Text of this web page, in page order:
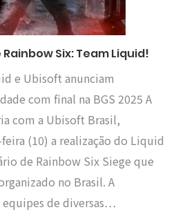
Six: Team Liquid!
e Ubisoft anunciam
com final na BGS 2025 A
com a Ubisoft Brasil,
(10) a realização do Liquid
de Rainbow Six Siege que
no Brasil. A
de diversas…